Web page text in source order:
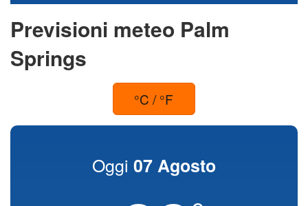
Previsioni meteo Palm
Springs
°C / °F
Oggi 07 Agosto